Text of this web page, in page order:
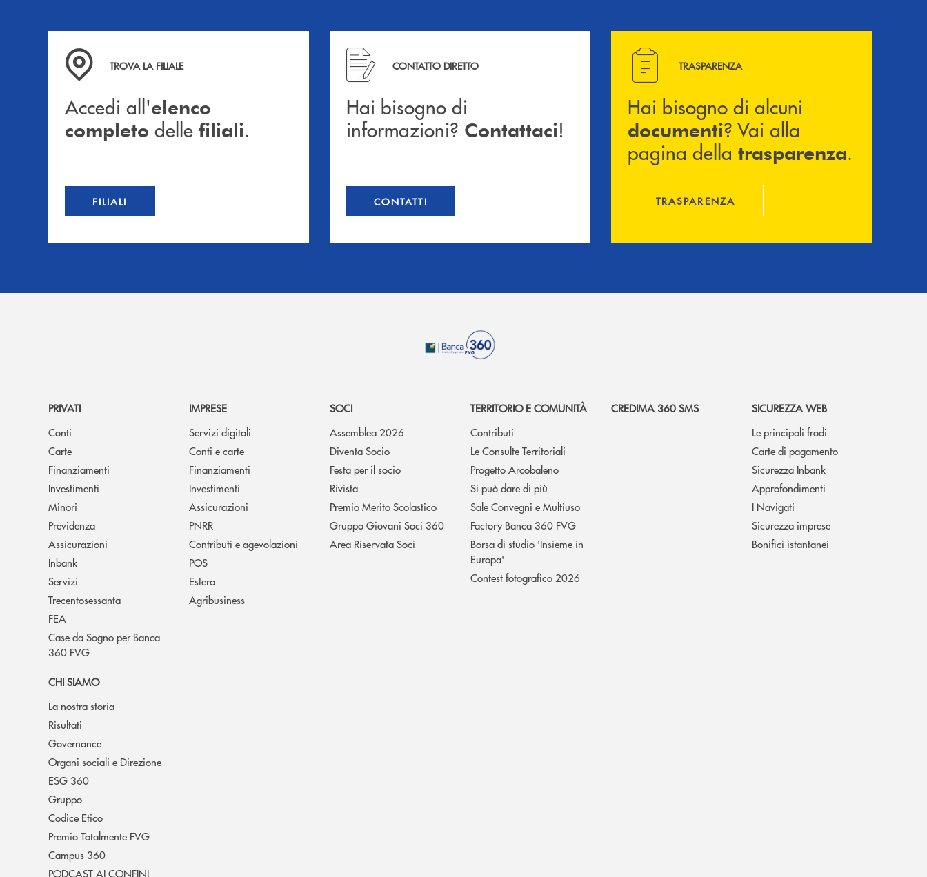
Accedi all' elenco completo delle filiali .
TROVA LA FILIALE
Accedi all'elenco
completo delle filiali.
FILIALI
Hai bisogno di informazioni? Contattaci !
CONTATTO DIRETTO
Hai bisogno di
informazioni? Contattaci!
CONTATTI
Hai bisogno di alcuni documenti ? Vai alla pagina della
TRASPARENZA
Hai bisogno di alcuni
documenti? Vai alla
pagina della trasparenza.
TRASPARENZA
PRIVATI
Conti
Carte
Finanziamenti
Investimenti
Minori
Previdenza
Assicurazioni
Inbank
Servizi
Trecentosessanta
FEA
Case da Sogno per Banca
360 FVG
IMPRESE
Servizi digitali
Conti e carte
Finanziamenti
Investimenti
Assicurazioni
PNRR
Contributi e agevolazioni
POS
Estero
Agribusiness
SOCI
Assemblea 2026
Diventa Socio
Festa per il socio
Rivista
Premio Merito Scolastico
Gruppo Giovani Soci 360
Area Riservata Soci
TERRITORIO E COMUNITÀ
Contributi
Le Consulte Territoriali
Progetto Arcobaleno
Si può dare di più
Sale Convegni e Multiuso
Factory Banca 360 FVG
Borsa di studio 'Insieme in
Europa'
Contest fotografico 2026
CREDIMA 360 SMS
SICUREZZA WEB
Le principali frodi
Carte di pagamento
Sicurezza Inbank
Approfondimenti
I Navigati
Sicurezza imprese
Bonifici istantanei
CHI SIAMO
La nostra storia
Risultati
Governance
Organi sociali e Direzione
ESG 360
Gruppo
Codice Etico
Premio Totalmente FVG
Campus 360
PODCAST AI CONFINI